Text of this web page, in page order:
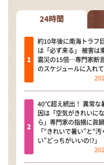
24時間
約10年後に南海トラフ
は「必ず来る」 被害は
震災の15倍…専門家断
のスケジュールに入れて
40℃超え続出！ 異常な
因は「空気がきれいに
ら」専門家の指摘に眞
「“きれいで暑い”と“
い”どっちがいいの!?」